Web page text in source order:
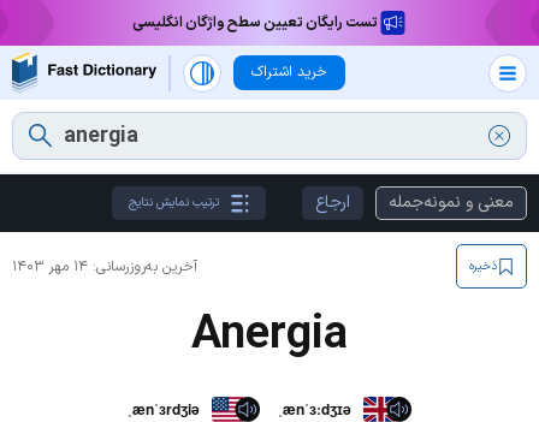
تست رایگان تعیین سطح واژگان انگلیسی
خرید اشتراک
معنی و نمونه‌جمله ارجاع ترتیب نمایش نتایج
آخرین به‌روزرسانی: ۱۴ مهر ۱۴۰۳ ذخیره
Anergia
ˌænˈɜrdʒiə ˌænˈɜːdʒɪə